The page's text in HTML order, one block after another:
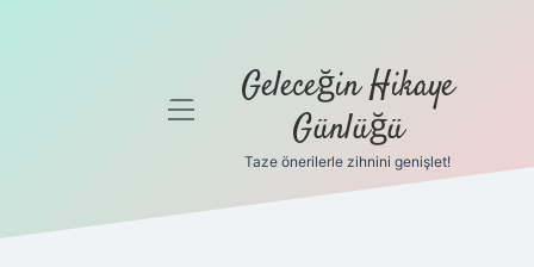
Gizlilik
menüyü Geleceğin Hikaye
Günlüğü
Taze önerilerle zihnini genişlet!